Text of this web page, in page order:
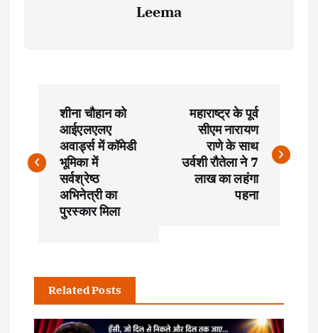
Leema
s
a
v
शीना चौहान को
आईएलएलए
अवार्ड्स में कॉमेडी
भूमिका में
सर्वश्रेष्ठ
अभिनेत्री का
पुरस्कार मिला
महाराष्ट्र के पूर्व
सीएम नारायण
राणे के साथ
उर्वशी रौतेला ने 7
लाख का लहंगा
पहना
Related Posts